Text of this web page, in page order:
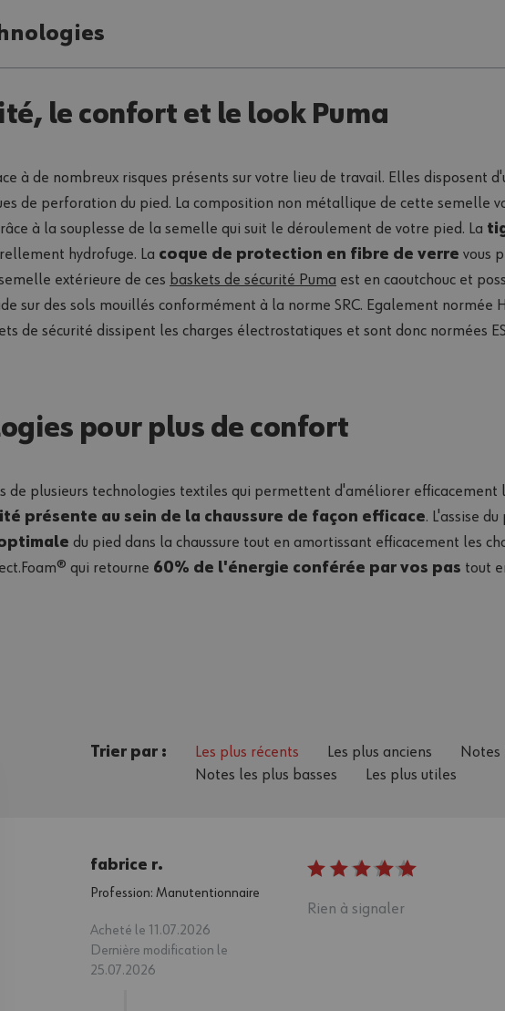
le confort et le look Puma
à de nombreux risques présents sur votre lieu de travail. Elles disposent
de perforation du pied. La composition non métallique de cette semelle
à la souplesse de la semelle qui suit le déroulement de votre pied. La
hydrofuge. La coque de protection en fibre de verre vous
extérieure de ces baskets de sécurité Puma est en caoutchouc et
sur des sols mouillés conformément à la norme SRC. Egalement normée
de sécurité dissipent les charges électrostatiques et sont donc normées
pour plus de confort
de plusieurs technologies textiles qui permettent d'améliorer
présente au sein de la chaussure de façon efficace. L'assise
du pied dans la chaussure tout en amortissant efficacement les
qui retourne 60% de l'énergie conférée par vos pas tout
Trier par : Les plus récents Les plus anciens
Notes
Notes les plus basses
Les plus utiles
fabrice r.
Profession: Manutentionnaire
Acheté le 11.07.2026
Dernière modification le
25.07.2026
Rien à signaler